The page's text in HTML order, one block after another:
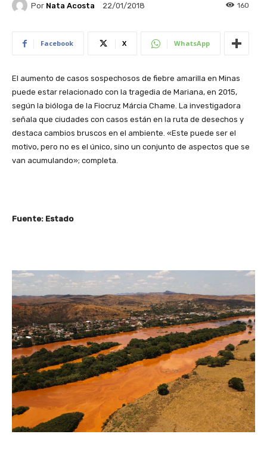
Por Nata Acosta 22/01/2018 160
Facebook X WhatsApp
El aumento de casos sospechosos de fiebre amarilla en Minas
puede estar relacionado con la tragedia de Mariana, en 2015,
según la bióloga de la Fiocruz Márcia Chame. La investigadora
señala que ciudades con casos están en la ruta de desechos y
destaca cambios bruscos en el ambiente. «Este puede ser el
motivo, pero no es el único, sino un conjunto de aspectos que se
van acumulando»; completa.
Fuente: Estado